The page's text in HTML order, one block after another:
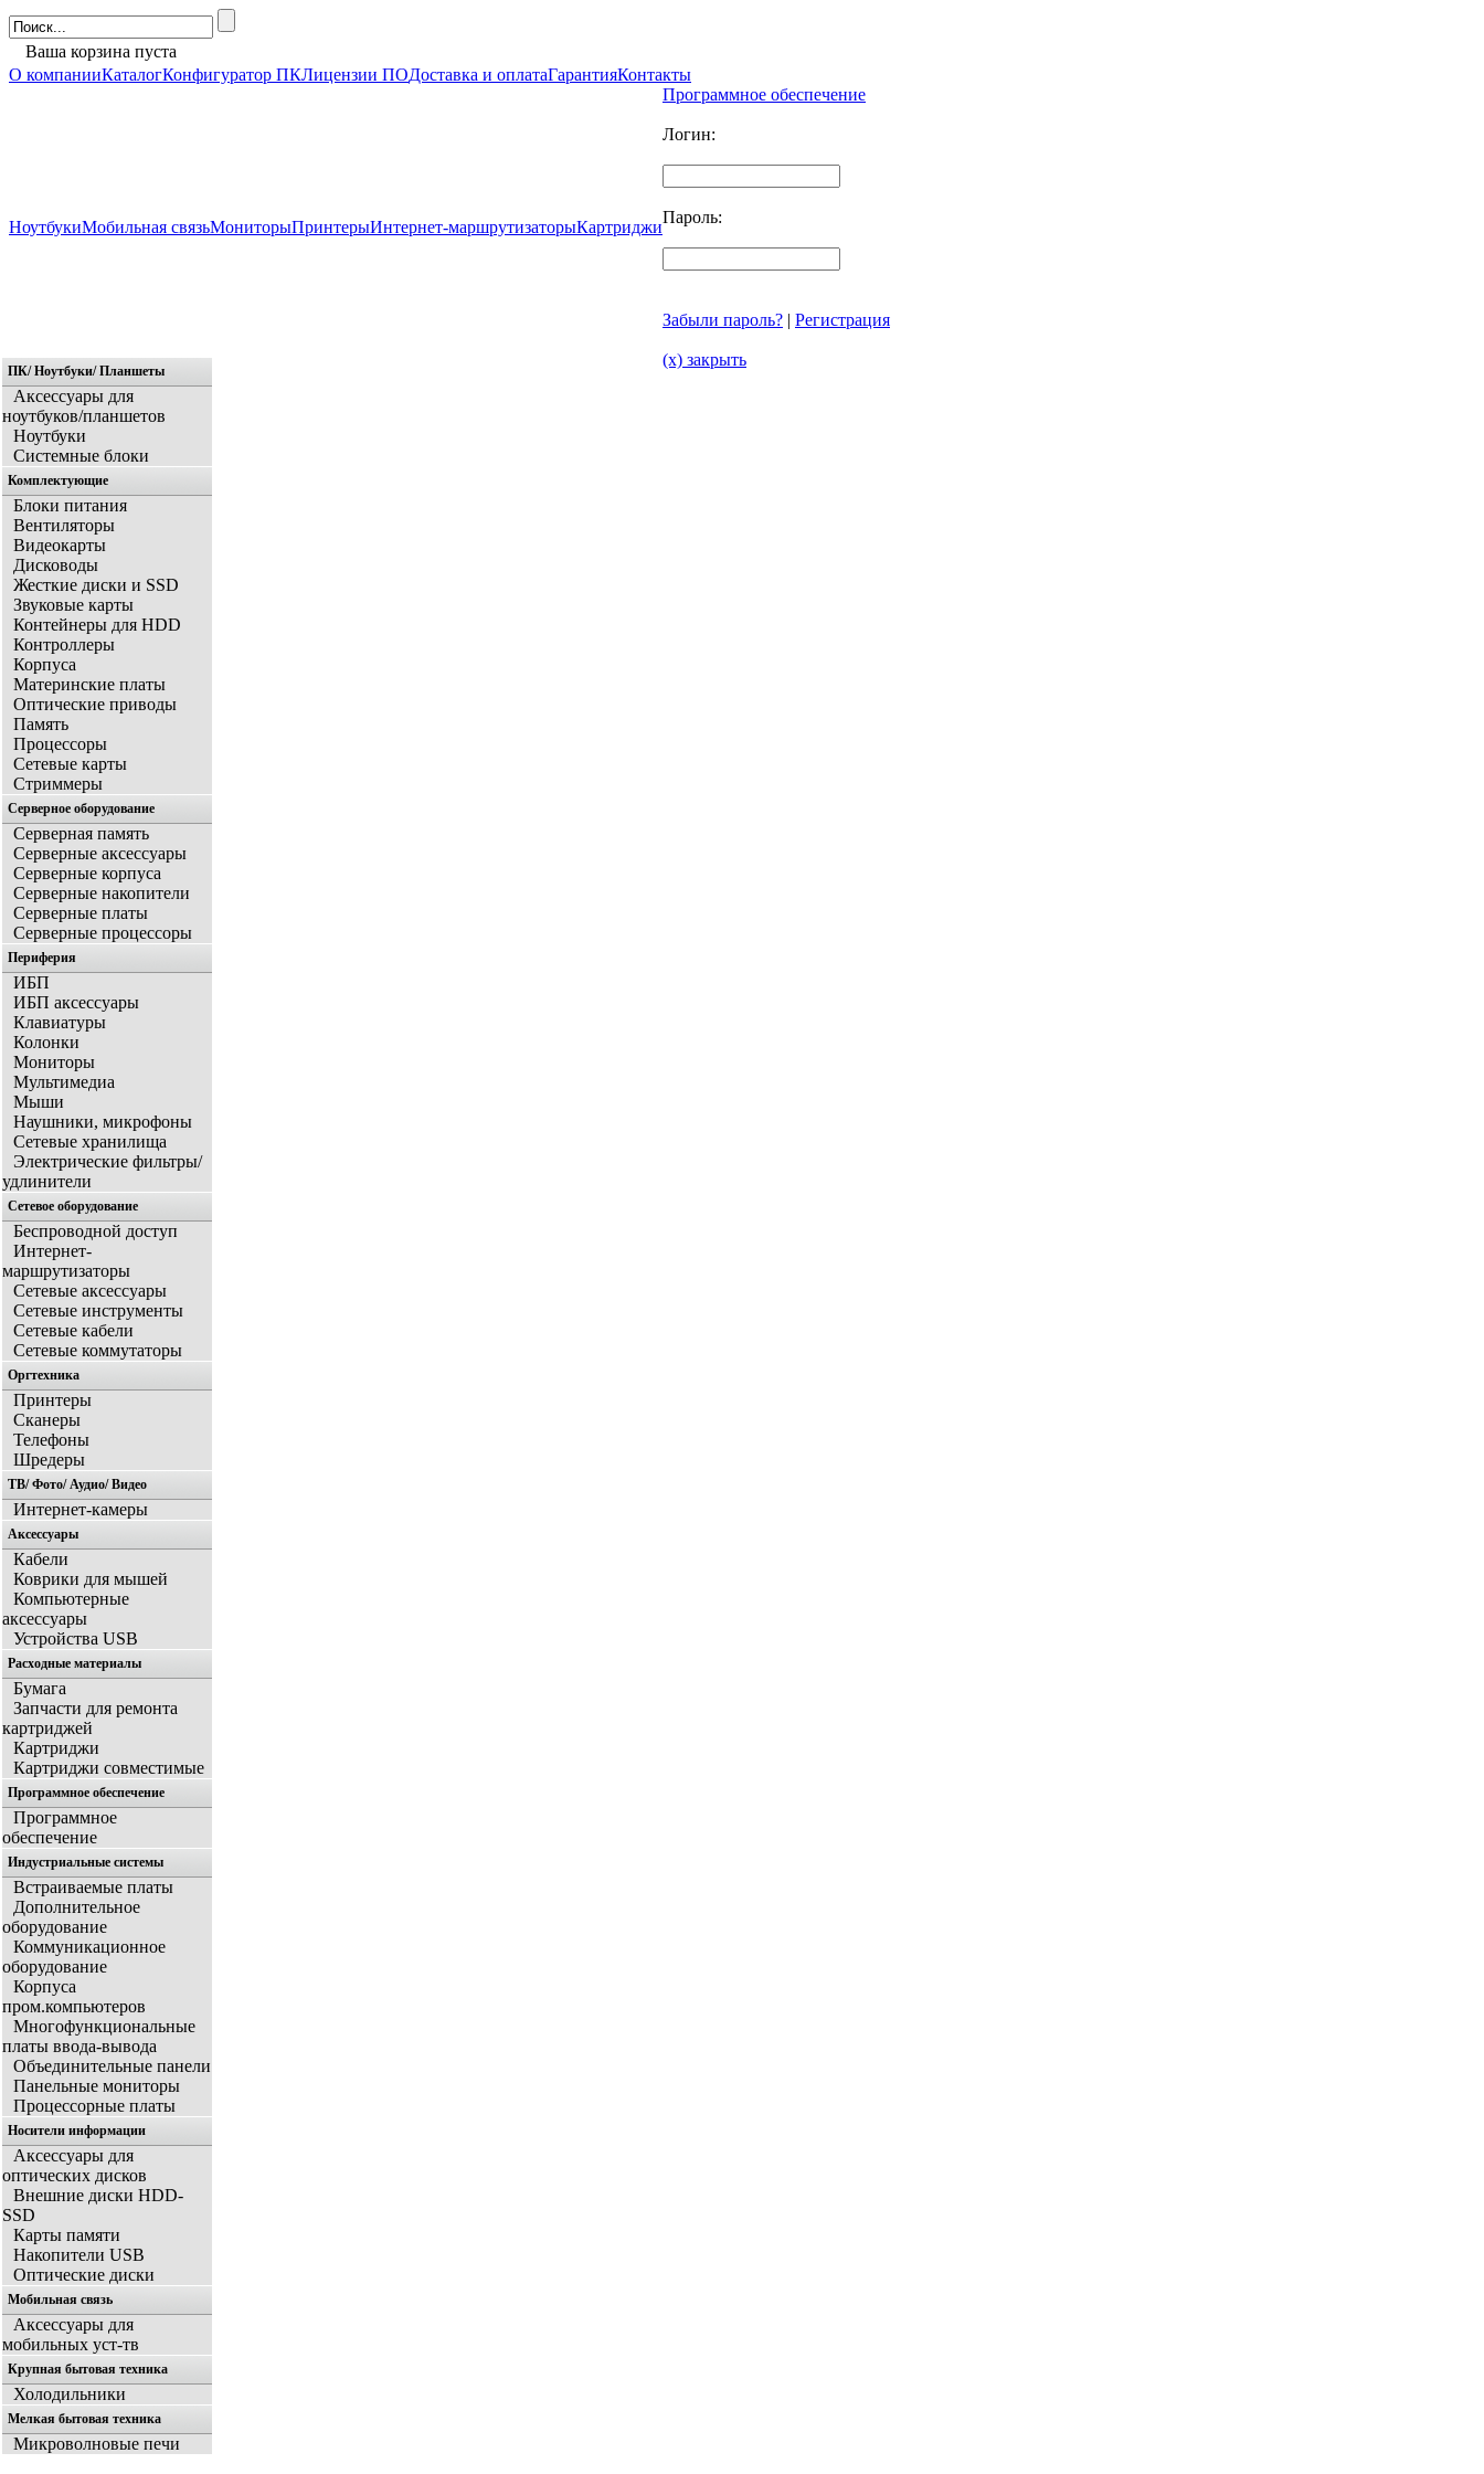
Ваша корзина пуста
О компанииКаталогКонфигуратор ПКЛицензии ПОДоставка и оплатаГарантияКонтакты
НоутбукиМобильная связьМониторыПринтерыИнтернет-маршрутизаторыКартриджи
Программное обеспечение
Логин:
Пароль:
Забыли пароль? | Регистрация
(x) закрыть
Главная
ПК/ Ноутбуки/ Планшеты
Аксессуары для
ноутбуков/планшетов
Ноутбуки
Системные блоки
Комплектующие
Блоки питания
Вентиляторы
Видеокарты
Дисководы
Жесткие диски и SSD
Звуковые карты
Контейнеры для HDD
Контроллеры
Корпуса
Материнские платы
Оптические приводы
Память
Процессоры
Сетевые карты
Стриммеры
Серверное оборудование
Серверная память
Серверные аксессуары
Серверные корпуса
Серверные накопители
Серверные платы
Серверные процессоры
Периферия
ИБП
ИБП аксессуары
Клавиатуры
Колонки
Мониторы
Мультимедиа
Мыши
Наушники, микрофоны
Сетевые хранилища
Электрические фильтры/
удлинители
Сетевое оборудование
Беспроводной доступ
Интернет-
маршрутизаторы
Сетевые аксессуары
Сетевые инструменты
Сетевые кабели
Сетевые коммутаторы
Оргтехника
Принтеры
Сканеры
Телефоны
Шредеры
ТВ/ Фото/ Аудио/ Видео
Интернет-камеры
Аксессуары
Кабели
Коврики для мышей
Компьютерные
аксессуары
Устройства USB
Расходные материалы
Бумага
Запчасти для ремонта
картриджей
Картриджи
Картриджи совместимые
Программное обеспечение
Программное
обеспечение
Индустриальные системы
Встраиваемые платы
Дополнительное
оборудование
Коммуникационное
оборудование
Корпуса
пром.компьютеров
Многофункциональные
платы ввода-вывода
Объединительные панели
Панельные мониторы
Процессорные платы
Носители информации
Аксессуары для
оптических дисков
Внешние диски HDD-
SSD
Карты памяти
Накопители USB
Оптические диски
Мобильная связь
Аксессуары для
мобильных уст-тв
Крупная бытовая техника
Холодильники
Мелкая бытовая техника
Микроволновые печи